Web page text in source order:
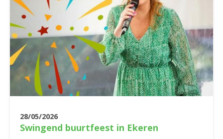
28/05/2026
Swingend buurtfeest in Ekeren